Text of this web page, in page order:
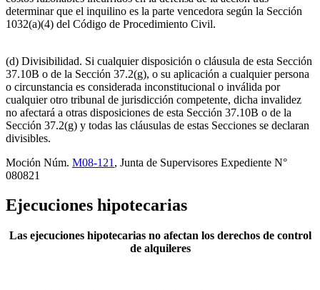
determinar que el inquilino es la parte vencedora según la Sección
1032(a)(4) del Código de Procedimiento Civil.
(d) Divisibilidad. Si cualquier disposición o cláusula de esta Sección
37.10B o de la Sección 37.2(g), o su aplicación a cualquier persona
o circunstancia es considerada inconstitucional o inválida por
cualquier otro tribunal de jurisdicción competente, dicha invalidez
no afectará a otras disposiciones de esta Sección 37.10B o de la
Sección 37.2(g) y todas las cláusulas de estas Secciones se declaran
divisibles.
Moción Núm. M08-121 , Junta de Supervisores Expediente N°
080821
Ejecuciones hipotecarias
Las ejecuciones hipotecarias no afectan los derechos de control
de alquileres